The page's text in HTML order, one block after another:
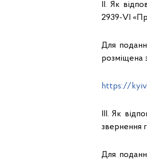
ІІ. Як
2939-VI
Для
розміщена
https://
ІІІ. Як
звернення
Для